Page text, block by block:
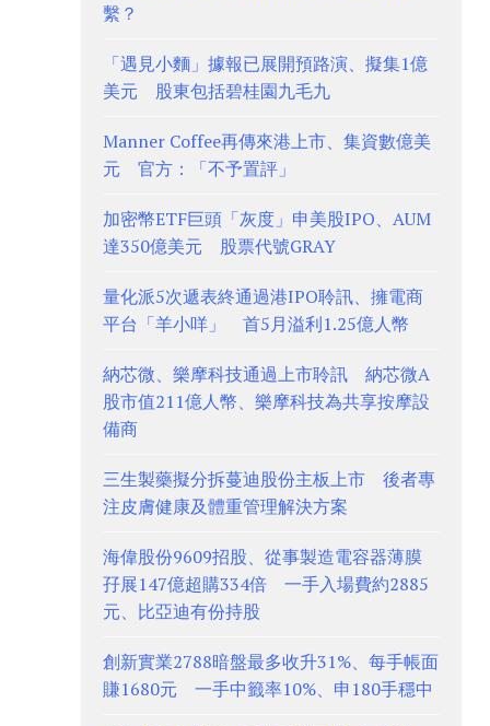
繫？
「遇見小麵」據報已展開預路演、擬集1億
美元 股東包括碧桂園九毛九
Manner Coffee再傳來港上市、集資數億美
元 官方：「不予置評」
加密幣ETF巨頭「灰度」申美股IPO、AUM
達350億美元 股票代號GRAY
量化派5次遞表終通過港IPO聆訊、擁電商
平台「羊小咩」 首5月溢利1.25億人幣
納芯微、樂摩科技通過上市聆訊 納芯微A
股市值211億人幣、樂摩科技為共享按摩設
備商
三生製藥擬分拆蔓迪股份主板上市 後者專
注皮膚健康及體重管理解決方案
海偉股份9609招股、從事製造電容器薄膜
孖展147億超購334倍 一手入場費約2885
元、比亞迪有份持股
創新實業2788暗盤最多收升31%、每手帳面
賺1680元 一手中籤率10%、申180手穩中